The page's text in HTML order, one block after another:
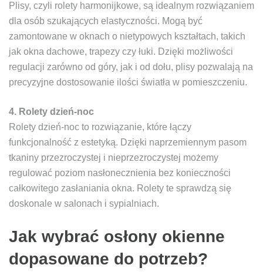
Plisy, czyli rolety harmonijkowe, są idealnym rozwiązaniem
dla osób szukających elastyczności. Mogą być
zamontowane w oknach o nietypowych kształtach, takich
jak okna dachowe, trapezy czy łuki. Dzięki możliwości
regulacji zarówno od góry, jak i od dołu, plisy pozwalają na
precyzyjne dostosowanie ilości światła w pomieszczeniu.
4. Rolety dzień-noc
Rolety dzień-noc to rozwiązanie, które łączy
funkcjonalność z estetyką. Dzięki naprzemiennym pasom
tkaniny przezroczystej i nieprzezroczystej możemy
regulować poziom nasłonecznienia bez konieczności
całkowitego zasłaniania okna. Rolety te sprawdzą się
doskonale w salonach i sypialniach.
Jak wybrać osłony okienne
dopasowane do potrzeb?